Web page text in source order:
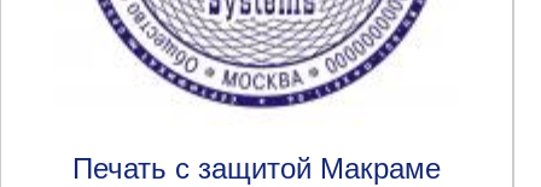
Печать с защитой Макраме